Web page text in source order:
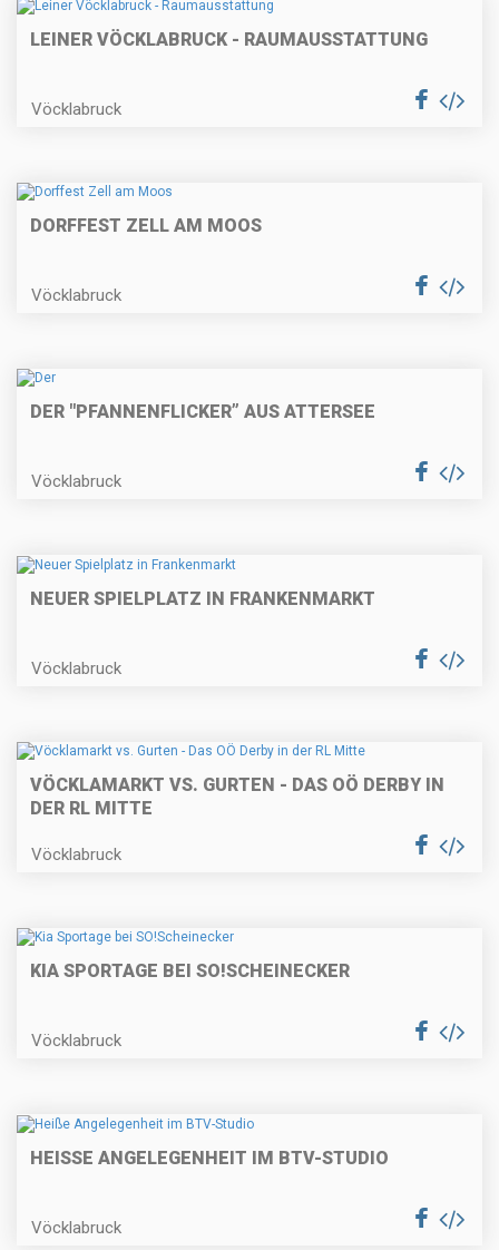
LEINER VÖCKLABRUCK - RAUMAUSSTATTUNG
Vöcklabruck
DORFFEST ZELL AM MOOS
Vöcklabruck
DER "PFANNENFLICKER” AUS ATTERSEE
Vöcklabruck
NEUER SPIELPLATZ IN FRANKENMARKT
Vöcklabruck
VÖCKLAMARKT VS. GURTEN - DAS OÖ DERBY IN
DER RL MITTE
Vöcklabruck
KIA SPORTAGE BEI SO!SCHEINECKER
Vöcklabruck
HEISSE ANGELEGENHEIT IM BTV-STUDIO
Vöcklabruck